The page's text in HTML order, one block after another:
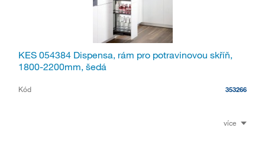
KES 054384 Dispensa, rám pro potravinovou skříň,
1800-2200mm, šedá
Kód 353266
více